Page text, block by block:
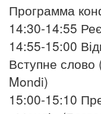
Программа
14:30-14:55
14:55-15:00
Вступне слово
Mondi)
15:00-15:10